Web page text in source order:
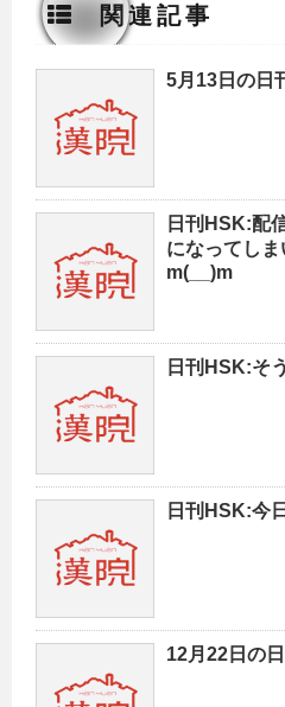
関連記事
5月13日の日
日刊HSK:配
になってし
m(__)m
日刊HSK:そ
日刊HSK:今
12月22日の